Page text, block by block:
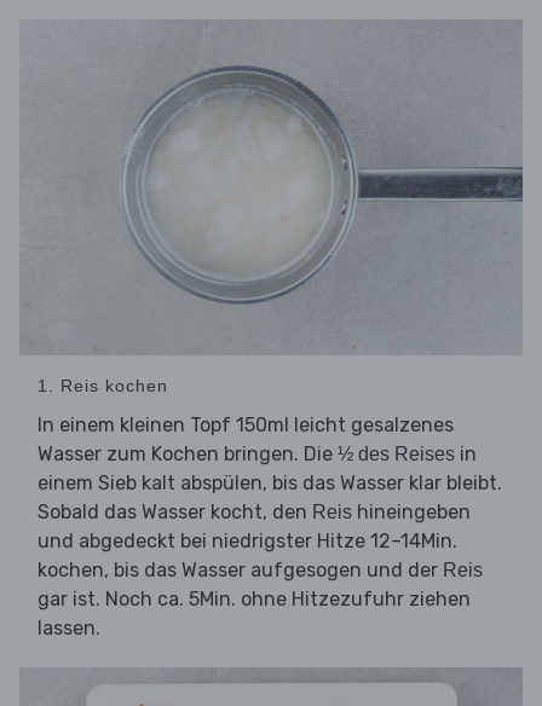
1. Reis kochen
In einem kleinen Topf 150ml leicht gesalzenes
Wasser zum Kochen bringen. Die ½ des Reises in
einem Sieb kalt abspülen, bis das Wasser klar bleibt.
Sobald das Wasser kocht, den Reis hineingeben
und abgedeckt bei niedrigster Hitze 12–14Min.
kochen, bis das Wasser aufgesogen und der Reis
gar ist. Noch ca. 5Min. ohne Hitzezufuhr ziehen
lassen.